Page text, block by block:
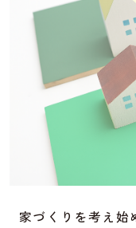
家づくりを考え始